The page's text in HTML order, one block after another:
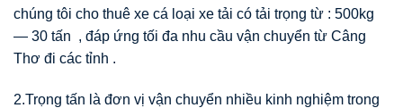
chúng tôi cho thuê xe cá loại xe tải có tải trọng từ : 500kg
— 30 tấn , đáp ứng tối đa nhu cầu vận chuyển từ Câng
Thơ đi các tỉnh .
2.Trọng tấn là đơn vị vận chuyển nhiều kinh nghiệm trong